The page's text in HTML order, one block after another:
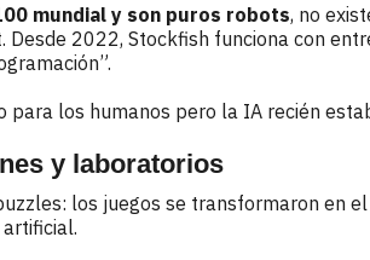
mundial y son puros robots, no
Desde 2022, Stockfish funciona con
para los humanos pero la IA recién
y laboratorios
los juegos se transformaron en